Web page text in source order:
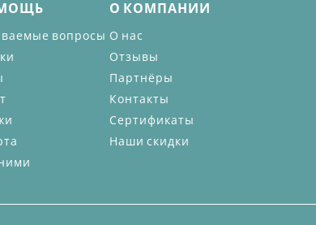
вопросы
О КОМПАНИИ
О нас
Отзывы
Партнёры
Контакты
Сертификаты
Наши скидки